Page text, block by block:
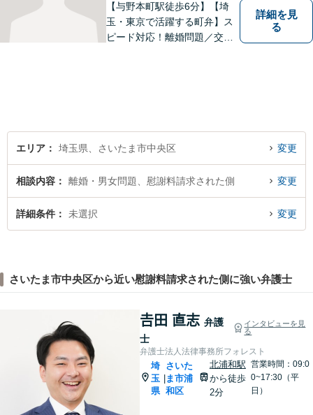
【与野本町駅徒歩6分】【埼
玉・東京で活躍する町弁】ス
ピード対応！離婚問題／交通
【土日祝・夜間対応◎】
詳細を見
る
エリア 埼玉県、さいたま市中央区 変更
相談内容 離婚・男女問題、慰謝料請求された側 変更
詳細条件 未選択 変更
さいたま市中央区から近い慰謝料請求された側に強い弁護士
𠮷田 直志 弁護
士
インタビューを見
る
弁護士法人法律事務所フォレスト
埼
玉
県
さいた
ま市浦
和区
北浦和駅
から徒歩
2分
営業時間：09:0
0~17:30（平
日）